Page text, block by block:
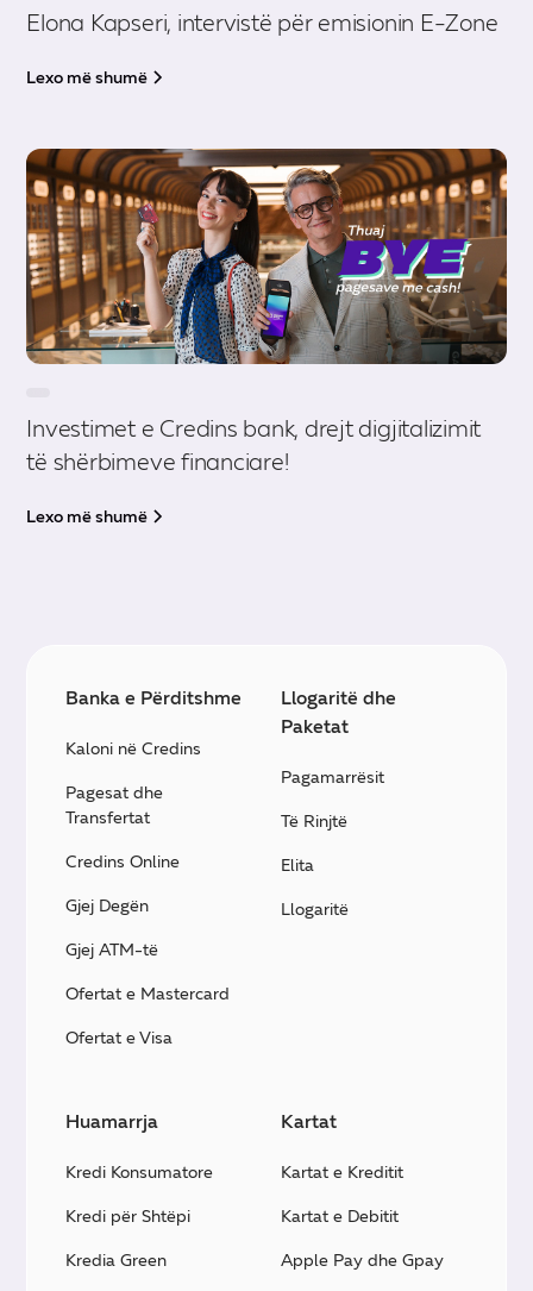
Elona Kapseri, intervistë për emisionin E-Zone
Lexo më shumë
Investimet e Credins bank, drejt digjitalizimit
të shërbimeve financiare!
Lexo më shumë
Banka e Përditshme
Kaloni në Credins
Pagesat dhe
Transfertat
Credins Online
Gjej Degën
Gjej ATM-të
Ofertat e Mastercard
Ofertat e Visa
Llogaritë dhe
Paketat
Pagamarrësit
Të Rinjtë
Elita
Llogaritë
Huamarrja
Kredi Konsumatore
Kredi për Shtëpi
Kredia Green
Kartat
Kartat e Kreditit
Kartat e Debitit
Apple Pay dhe Gpay